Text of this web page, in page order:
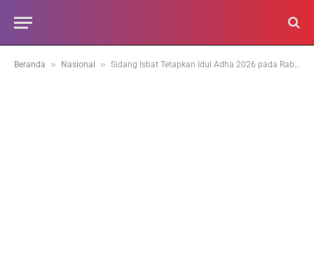
Beranda » Nasional » Sidang Isbat Tetapkan Idul Adha 2026 pada Rabu, 27 Mei 2026